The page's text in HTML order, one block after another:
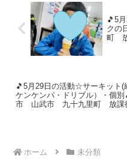
🎵5
クの
町
🎵5月29日の活動☆サーキット(
ケンケンパ・ドリブル）・個
市 山武市 九十九里町 放課
ホーム 未分類